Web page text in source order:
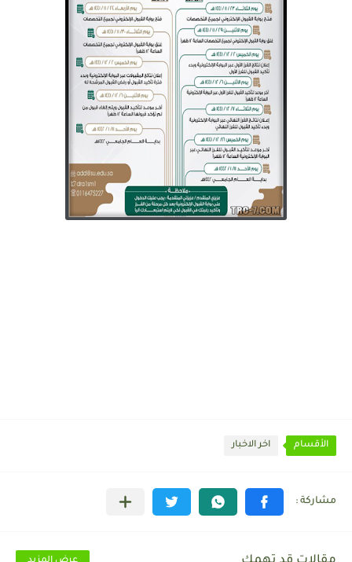
الأقسام اخر الاخبار